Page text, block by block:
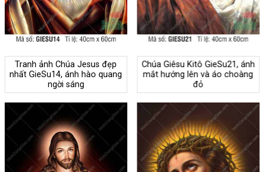
Tranh ảnh Chúa Jesus đẹp
nhất GieSu14, ánh hào quang
ngời sáng
Chúa Giêsu Kitô GieSu21, ánh
mắt hướng lên và áo choàng
đỏ